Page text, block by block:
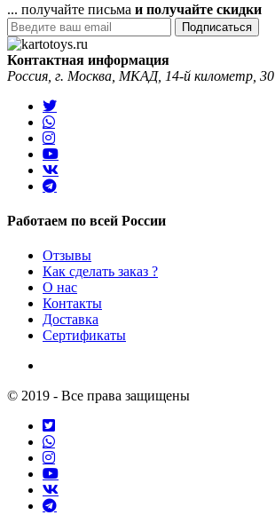
... получайте письма и получайте скидки
Подписаться
Контактная информация
Россия, г. Москва, МКАД, 14-й километр, 30
Работаем по всей России
Отзывы
Как сделать заказ ?
О нас
Контакты
Доставка
Сертификаты
© 2019 - Все права защищены